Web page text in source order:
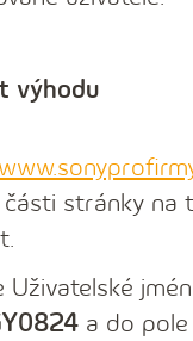
výhodu
stránky na
Uživatelské
a do